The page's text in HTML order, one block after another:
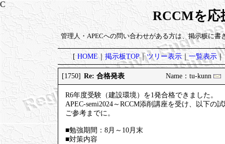
RCCMを応
管理人・APECへの問い合わせがある方は、掲示板に書
[HOME｜掲示板TOP｜ツリー表示｜一覧表示｜
[1750] Re: 合格発表 Name：tu-kunn
R6年度受験（建設環境）を1発合格できました。
APEC-semi2024～RCCM添削講座を受け、以下の
ご参考までに。
■勉強期間：8月～10月末
■対策内容